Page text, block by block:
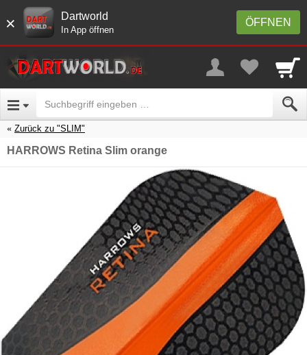
× ÖFFNEN
Dartworld
In App öffnen
Zurück zu "SLIM"
HARROWS Retina Slim orange